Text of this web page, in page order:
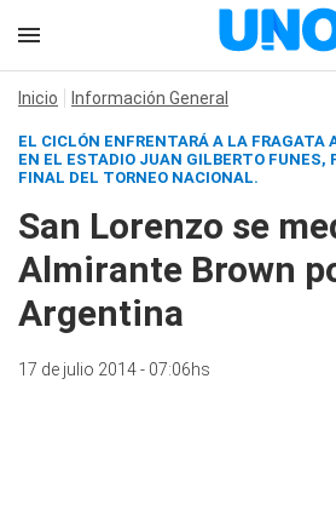
Inicio Información General
EL CICLÓN ENFRENTARÁ A LA FRAGATA
EN EL ESTADIO JUAN GILBERTO FUNES,
FINAL DEL TORNEO NACIONAL.
San Lorenzo se
Almirante Brown
Argentina
17 de julio 2014 - 07:06hs